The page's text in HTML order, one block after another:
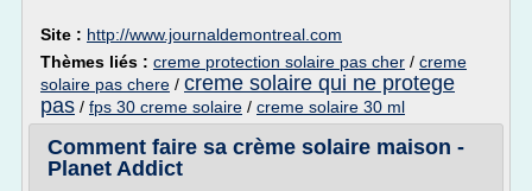
Site : http://www.journaldemontreal.com
Thèmes liés : creme protection solaire pas cher / creme
solaire pas chere / creme solaire qui ne protege
pas / fps 30 creme solaire / creme solaire 30 ml
Comment faire sa crème solaire maison -
Planet Addict